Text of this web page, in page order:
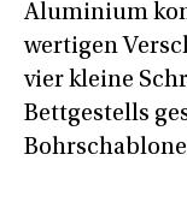
Aluminium
wertigen
vier kleine
Bettgestells